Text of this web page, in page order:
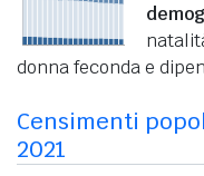
donna feconda e
Censimenti
2021